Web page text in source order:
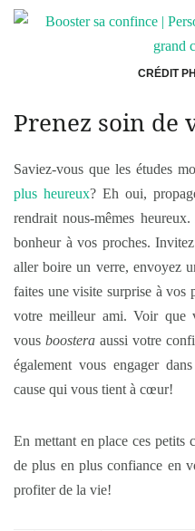
CRÉDIT
Prenez soin de
Saviez-vous que les études
plus heureux? Eh oui,
rendrait nous-mêmes
bonheur à vos proches.
aller boire un verre, envoyez
faites une visite surprise à vos
votre meilleur ami. Voir que
vous boosteraaussi votre
également vous engager
cause qui vous tient à cœur!
En mettant en place ces petits
de plus en plus confiance en
profiter de la vie!